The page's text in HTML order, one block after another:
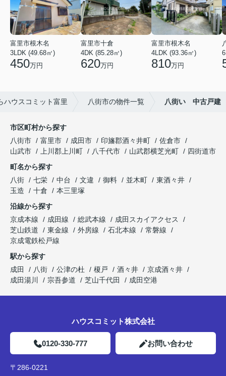
富里市根木名
3LDK (49.68㎡)
450万円
富里市十倉
4DK (85.28㎡)
620万円
富里市根木名
4LDK (93.36㎡)
810万円
ハウスコミット富里 八街市の物件一覧 八街い 中古戸建
市区町村から探す
八街市
富里市 成田市 印旛郡酒々井町
佐倉市
山武市
上川郡上川町 八千代市 山武郡横芝光町
四街道市
町名から探す
八街
七栄 中台 文違 御料 並木町
東酒々井
玉造
十倉
本三里塚
沿線から探す
京成本線
成田線 総武本線
成田スカイアクセス
芝山鉄道
東金線 外房線 石北本線
常磐線
京成電鉄松戸線
駅から探す
成田
八街 公津の杜 榎戸 酒々井
京成酒々井
成田湯川
宗吾参道 芝山千代田 成田空港
ハウスコミット株式会社
0120-330-777 お問い合わせ
〒286-0221